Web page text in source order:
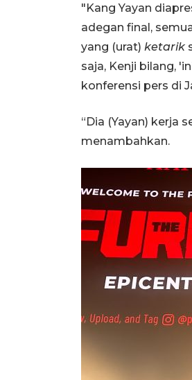
"Kang Yayan
adegan final,
yang (urat) ketarik
saja, Kenji bilang,
konferensi pers di
“Dia (Yayan) kerja
menambahkan.